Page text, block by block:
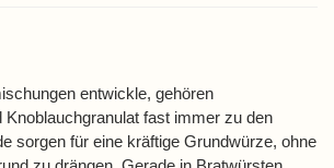
entwickle, gehören
Knoblauchgranulat fast immer zu den
sorgen für eine kräftige Grundwürze, ohne